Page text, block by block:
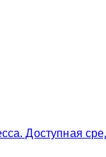
Доступная